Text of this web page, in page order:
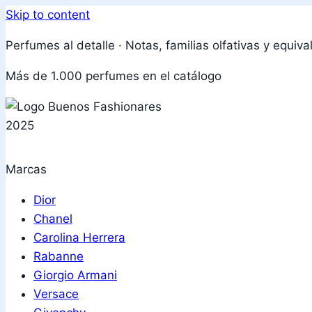
Skip to content
Perfumes al detalle · Notas, familias olfativas y
Más de 1.000 perfumes en el catálogo
Marcas
Dior
Chanel
Carolina Herrera
Rabanne
Giorgio Armani
Versace